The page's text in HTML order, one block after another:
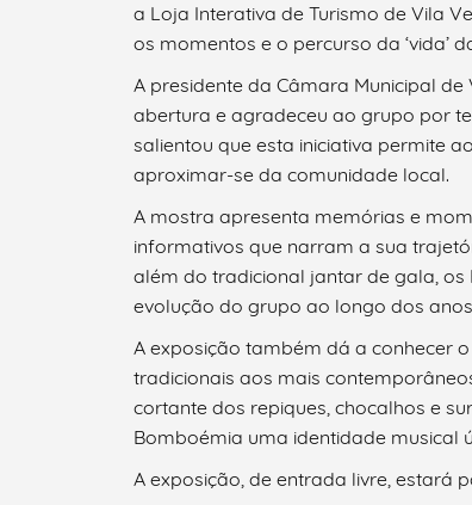
Termo de Pesquisa
Categorias gerais
a Loja Interativa de Turismo de Vila
os momentos e o percurso da ‘vida’
A presidente da Câmara Municipal
abertura e agradeceu ao grupo por
salientou que esta iniciativa permite
aproximar-se da comunidade local.
A mostra apresenta memórias e
informativos que narram a sua
além do tradicional jantar de gala,
evolução do grupo ao longo dos
A exposição também dá a conhecer
tradicionais aos mais
cortante dos repiques, chocalhos e
Bomboémia uma identidade musical
A exposição, de entrada livre, estará